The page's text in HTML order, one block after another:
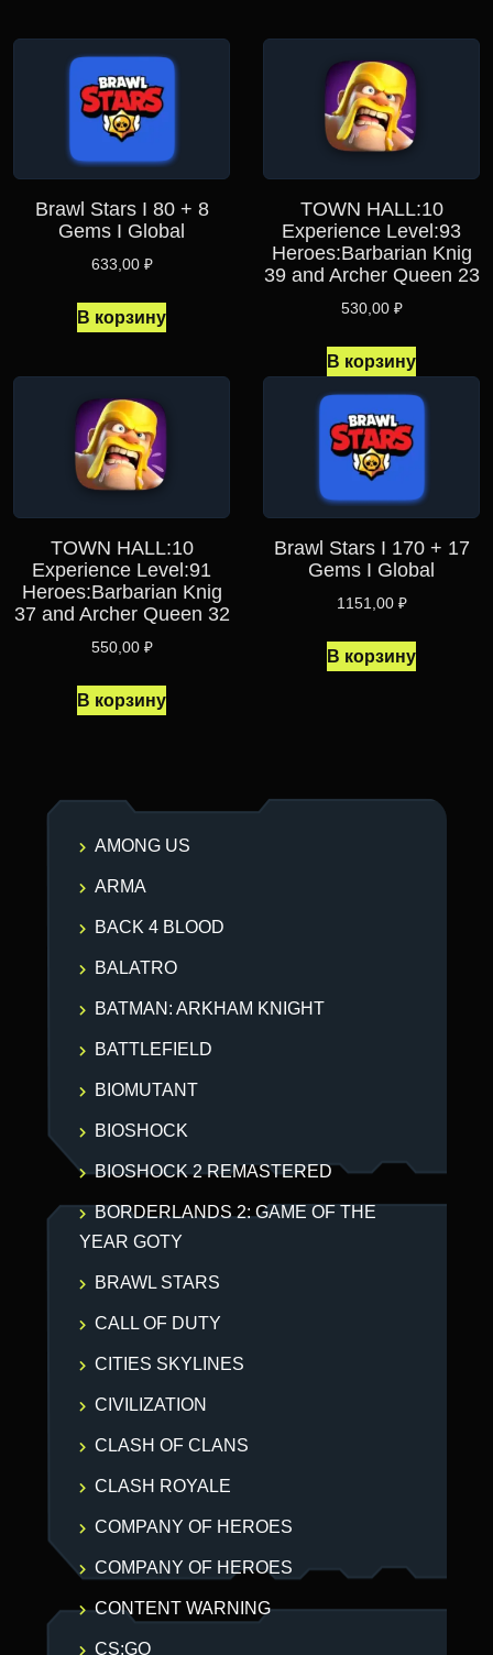
Brawl Stars I 80 + 8
Gems I Global
633,00 ₽
В корзину
TOWN HALL:10
Experience Level:93
Heroes:Barbarian Knig
39 and Archer Queen 23
530,00 ₽
В корзину
TOWN HALL:10
Experience Level:91
Heroes:Barbarian Knig
37 and Archer Queen 32
550,00 ₽
В корзину
Brawl Stars I 170 + 17
Gems I Global
1151,00 ₽
В корзину
AMONG US
ARMA
BACK 4 BLOOD
BALATRO
BATMAN: ARKHAM KNIGHT
BATTLEFIELD
BIOMUTANT
BIOSHOCK
BIOSHOCK 2 REMASTERED
BORDERLANDS 2: GAME OF THE
YEAR GOTY
BRAWL STARS
CALL OF DUTY
CITIES SKYLINES
CIVILIZATION
CLASH OF CLANS
CLASH ROYALE
COMPANY OF HEROES
COMPANY OF HEROES
CONTENT WARNING
CS:GO